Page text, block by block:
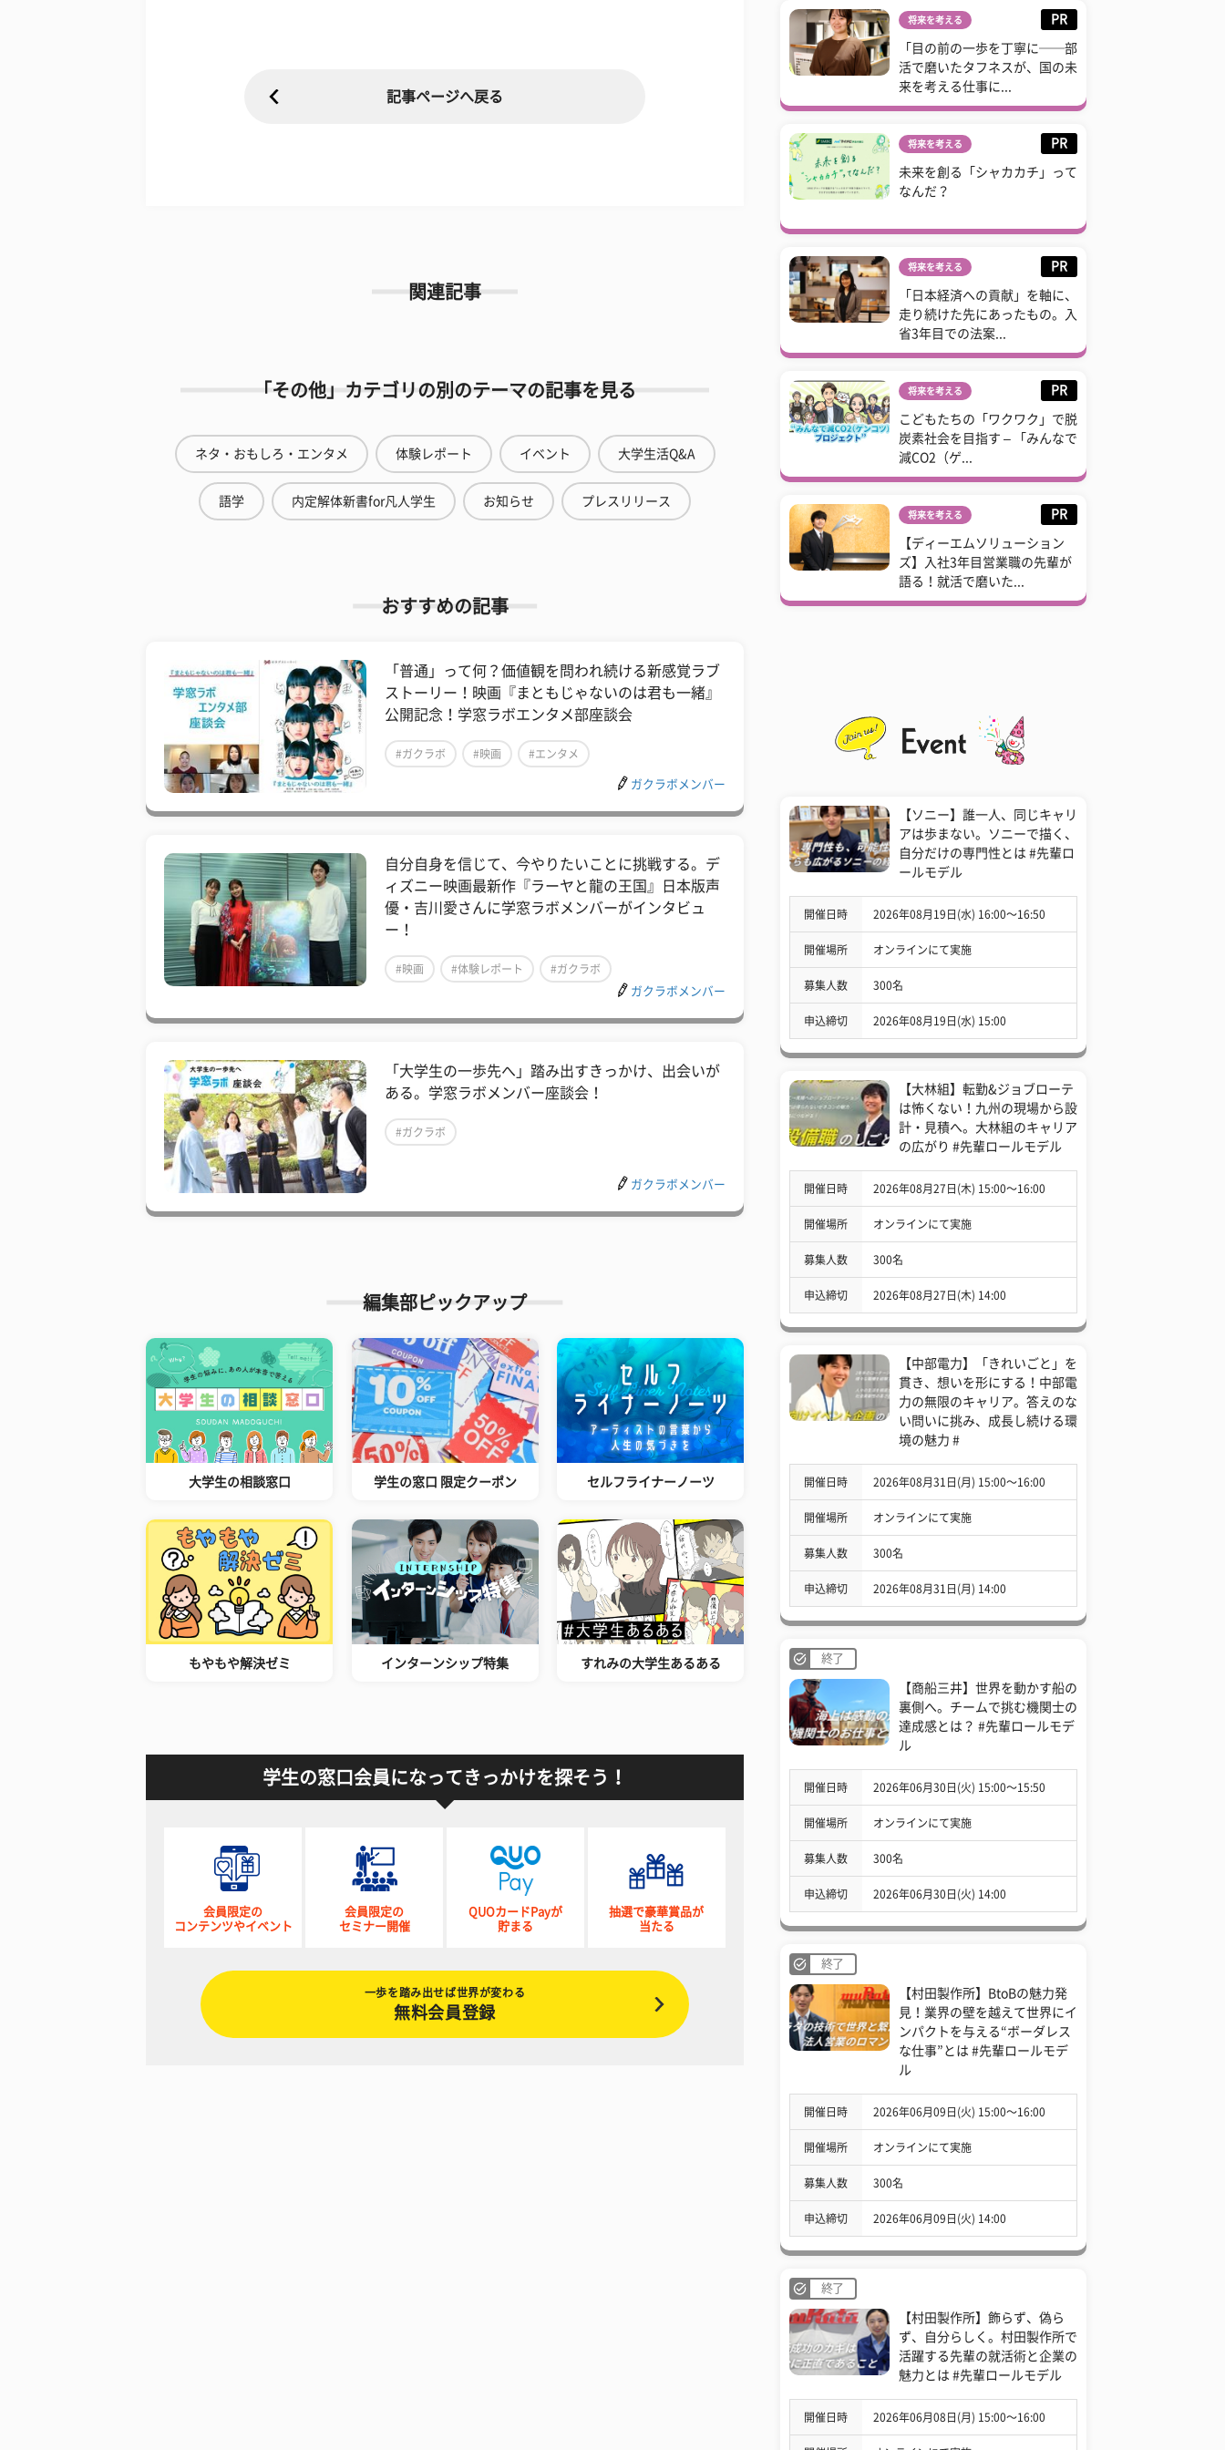
記事ページへ戻る
関連記事
「その他」カテゴリの別のテーマの記事を見る
ネタ・おもしろ・エンタメ 体験レポート イベント 大学生活Q&A
語学 内定解体新書for凡人学生 お知らせ プレスリリース
おすすめの記事
「普通」って何？価値観を問われ続ける新感覚ラブ
ストーリー！映画『まともじゃないのは君も一緒』
公開記念！学窓ラボエンタメ部座談会
#ガクラボ #映画 #エンタメ
ガクラボメンバー
自分自身を信じて、今やりたいことに挑戦する。デ
ィズニー映画最新作『ラーヤと龍の王国』日本版声
優・吉川愛さんに学窓ラボメンバーがインタビュ
ー！
#映画 #体験レポート #ガクラボ
ガクラボメンバー
「大学生の一歩先へ」踏み出すきっかけ、出会いが
ある。学窓ラボメンバー座談会！
#ガクラボ
ガクラボメンバー
編集部ピックアップ
大学生の相談窓口 学生の窓口 限定クーポン セルフライナーノーツ
もやもや解決ゼミ インターンシップ特集 すれみの大学生あるある
学生の窓口会員になってきっかけを探そう！
会員限定の
コンテンツやイベント
会員限定の
セミナー開催
QUOカードPayが
貯まる
抽選で豪華賞品が
当たる
一歩を踏み出せば世界が変わる
無料会員登録
将来を考える PR
「目の前の一歩を丁寧に──部
活で磨いたタフネスが、国の未
来を考える仕事に...
将来を考える PR
未来を創る「シャカカチ」って
なんだ？
将来を考える PR
「日本経済への貢献」を軸に、
走り続けた先にあったもの。入
省3年目での法案...
将来を考える PR
こどもたちの「ワクワク」で脱
炭素社会を目指す – 「みんなで
減CO2（ゲ...
将来を考える PR
【ディーエムソリューション
ズ】入社3年目営業職の先輩が
語る！就活で磨いた...
【ソニー】誰一人、同じキャリ
アは歩まない。ソニーで描く、
自分だけの専門性とは #先輩ロ
ールモデル
開催日時 2026年08月19日(水) 16:00〜16:50
開催場所 オンラインにて実施
募集人数 300名
申込締切 2026年08月19日(水) 15:00
【大林組】転勤&ジョブローテ
は怖くない！九州の現場から設
計・見積へ。大林組のキャリア
の広がり #先輩ロールモデル
開催日時 2026年08月27日(木) 15:00〜16:00
開催場所 オンラインにて実施
募集人数 300名
申込締切 2026年08月27日(木) 14:00
【中部電力】「きれいごと」を
貫き、想いを形にする！中部電
力の無限のキャリア。答えのな
い問いに挑み、成長し続ける環
境の魅力 #
開催日時 2026年08月31日(月) 15:00〜16:00
開催場所 オンラインにて実施
募集人数 300名
申込締切 2026年08月31日(月) 14:00
終了
【商船三井】世界を動かす船の
裏側へ。チームで挑む機関士の
達成感とは？ #先輩ロールモデ
ル
開催日時 2026年06月30日(火) 15:00〜15:50
開催場所 オンラインにて実施
募集人数 300名
申込締切 2026年06月30日(火) 14:00
終了
【村田製作所】BtoBの魅力発
見！業界の壁を越えて世界にイ
ンパクトを与える“ボーダレス
な仕事”とは #先輩ロールモデ
ル
開催日時 2026年06月09日(火) 15:00〜16:00
開催場所 オンラインにて実施
募集人数 300名
申込締切 2026年06月09日(火) 14:00
終了
【村田製作所】飾らず、偽ら
ず、自分らしく。村田製作所で
活躍する先輩の就活術と企業の
魅力とは #先輩ロールモデル
開催日時 2026年06月08日(月) 15:00〜16:00